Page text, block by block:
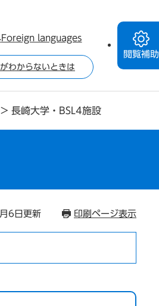
閲覧補助
Foreign languages
わからないときは
> 長崎大学・BSL4施設
6日更新 印刷ページ表示